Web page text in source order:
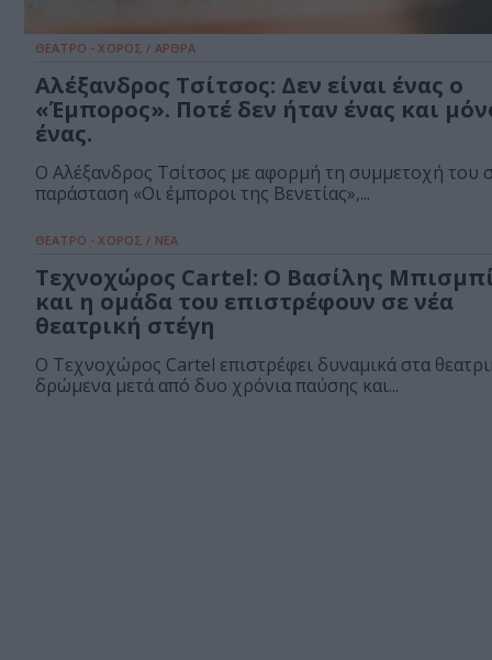
ΘΕΑΤΡΟ - ΧΟΡΟΣ / ΑΡΘΡΑ
Αλέξανδρος Τσίτσος: Δεν είναι ένας ο
«Έμπορος». Ποτέ δεν ήταν ένας και
ένας.
Ο Αλέξανδρος Τσίτσος με αφορμή τη συμμετοχή του
παράσταση «Οι έμποροι της Βενετίας»,...
ΘΕΑΤΡΟ - ΧΟΡΟΣ / ΝΕΑ
Τεχνοχώρος Cartel: Ο Βασίλης
και η ομάδα του επιστρέφουν σε νέα
θεατρική στέγη
Ο Τεχνοχώρος Cartel επιστρέφει δυναμικά στα
δρώμενα μετά από δυο χρόνια παύσης και...